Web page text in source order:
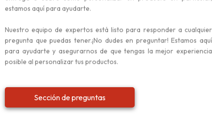
estamos aquí para ayudarte.
Nuestro equipo de expertos está listo para responder a cualquier
pregunta que puedas tener.¡No dudes en preguntar! Estamos aquí
para ayudarte y asegurarnos de que tengas la mejor experiencia
posible al personalizar tus productos.
Sección de preguntas